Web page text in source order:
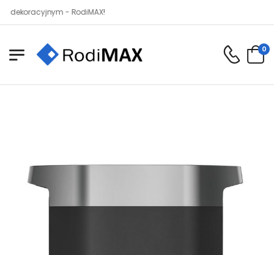
- RodiMAX!
0